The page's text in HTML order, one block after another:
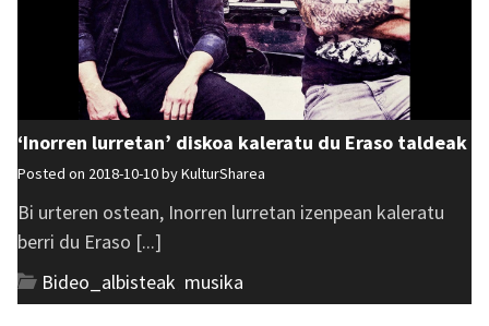
‘Inorren lurretan’ diskoa kaleratu du Eraso taldeak
Posted on 2018-10-10 byKulturSharea
Bi urteren ostean, Inorren lurretan izenpean kaleratu
berri du Eraso [...]
Bideo_albisteak musika